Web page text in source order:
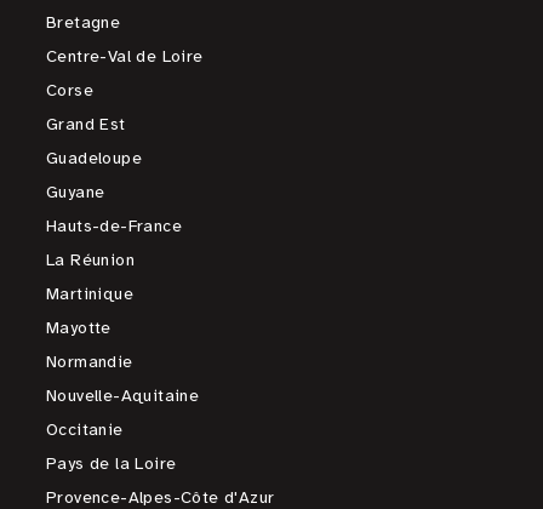
Bretagne
Centre-Val de Loire
Corse
Grand Est
Guadeloupe
Guyane
Hauts-de-France
La Réunion
Martinique
Mayotte
Normandie
Nouvelle-Aquitaine
Occitanie
Pays de la Loire
Provence-Alpes-Côte d'Azur